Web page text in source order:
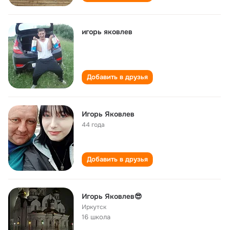
игорь яковлев
Добавить в друзья
Игорь Яковлев
44 года
Добавить в друзья
Игорь Яковлев😎
Иркутск
16 школа